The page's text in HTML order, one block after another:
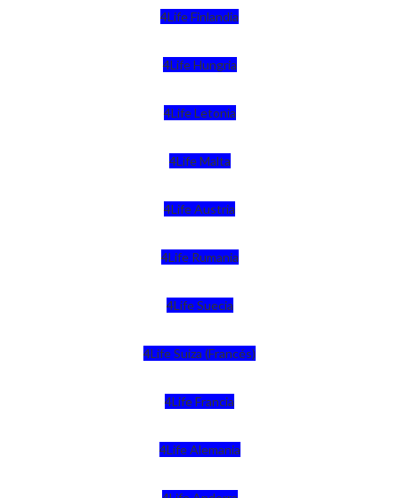
4Life Finlandia
4Life Hungria
4Life Letonia
4Life Malta
4Life Austria
4Life Rumania
4Life Suecia
4Life Suiza (Francés)
4Life Francia
4Life Alemania